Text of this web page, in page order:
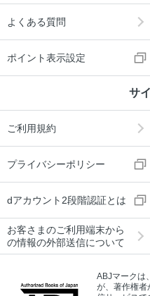
よくある質問
ポイント表示設定
サ
ご利用規約
プライバシーポリシー
dアカウント2段階認証とは
お客さまのご利用端末から
の情報の外部送信について
ABJマークは
が、著作権者